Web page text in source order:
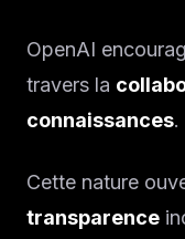
OpenAI
travers la
connaissances.
Cette nature
transparence